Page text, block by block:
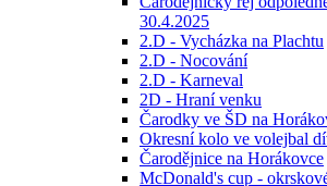
30.4.2025
2.D - Vycházka na Plachtu
2.D - Nocování
2.D - Karneval
2D - Hraní venku
Čarodky ve ŠD na
Okresní kolo ve volejbal
Čarodějnice na Horákovce
McDonald's cup -